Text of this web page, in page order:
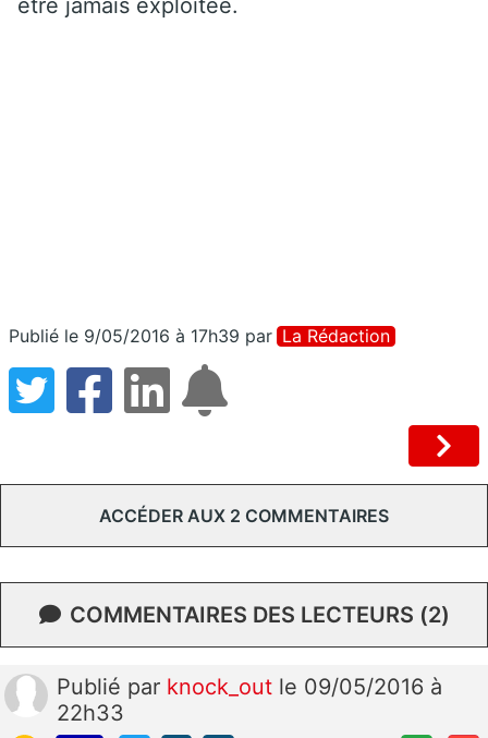
être jamais exploitée.
Publié le 9/05/2016 à 17h39 par La Rédaction
ACCÉDER AUX 2 COMMENTAIRES
COMMENTAIRES DES LECTEURS (2)
Publié par knock_out le 09/05/2016 à
22h33